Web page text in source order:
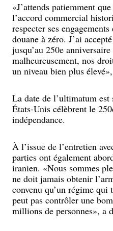
«J’attends patiemment
l’accord commercial
respecter ses
douane à zéro. J’ai
jusqu’au 250e
malheureusement, nos
un niveau bien plus
La date de l’ultimatum
États-Unis célèbrent le
indépendance.
À l’issue de l’entretien
parties ont également
iranien. «Nous sommes
ne doit jamais obtenir
convenu qu’un régime qui
peut pas contrôler une
millions de personnes», a